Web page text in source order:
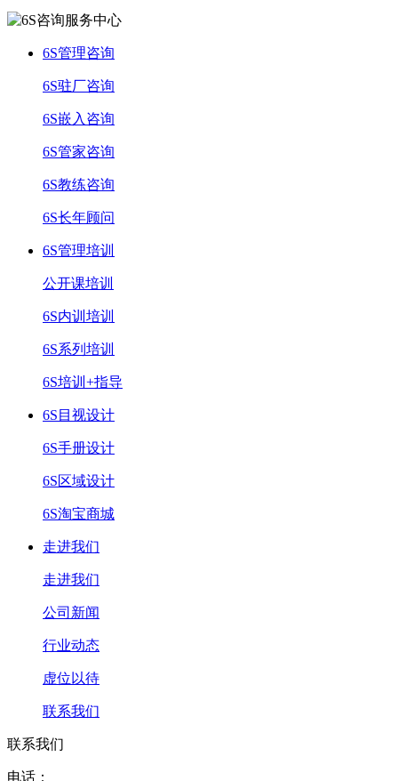
6S管理咨询
6S驻厂咨询
6S嵌入咨询
6S管家咨询
6S教练咨询
6S长年顾问
6S管理培训
公开课培训
6S内训培训
6S系列培训
6S培训+指导
6S目视设计
6S手册设计
6S区域设计
6S淘宝商城
走进我们
走进我们
公司新闻
行业动态
虚位以待
联系我们
联系我们
电话：